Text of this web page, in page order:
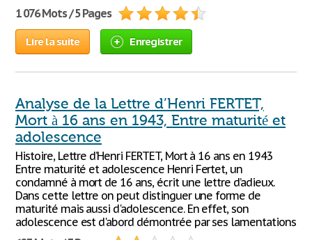
1 076 Mots / 5 Pages
Lire la suite Enregistrer
Analyse de la Lettre d’Henri FERTET,
Mort à 16 ans en 1943, Entre maturité et
adolescence
Histoire, Lettre d’Henri FERTET, Mort à 16 ans en 1943
Entre maturité et adolescence Henri Fertet, un
condamné à mort de 16 ans, écrit une lettre d’adieux.
Dans cette lettre on peut distinguer une forme de
maturité mais aussi d'adolescence. En effet, son
adolescence est d'abord démontrée par ses lamentations